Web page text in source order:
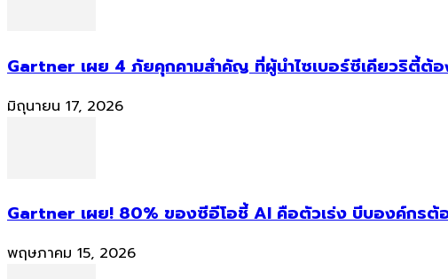
Gartner เผย 4 ภัยคุกคามสำคัญ ที่ผู้นำไซเบอร์ซีเคียวริตี้ต้
มิถุนายน 17, 2026
Gartner เผย! 80% ของซีอีโอชี้ AI คือตัวเร่ง บีบองค์กรต้อ
พฤษภาคม 15, 2026